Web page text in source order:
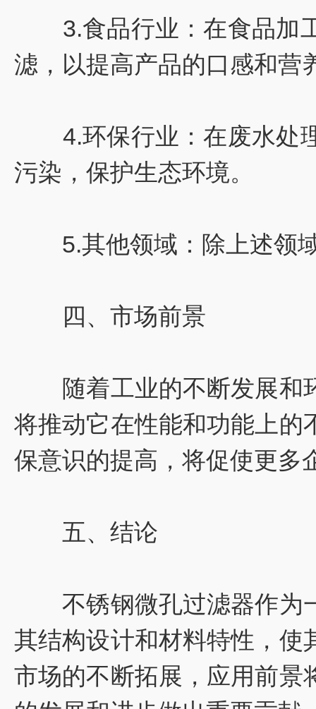
3.食品行业：在食品加工
滤，以提高产品的口感和营
4.环保行业：在废水处理
污染，保护生态环境。
5.其他领域：除上述领域
四、市场前景
随着工业的不断发展和环
将推动它在性能和功能上的
保意识的提高，将促使更多
五、结论
不锈钢微孔过滤器作为一
其结构设计和材料特性，使
市场的不断拓展，应用前景